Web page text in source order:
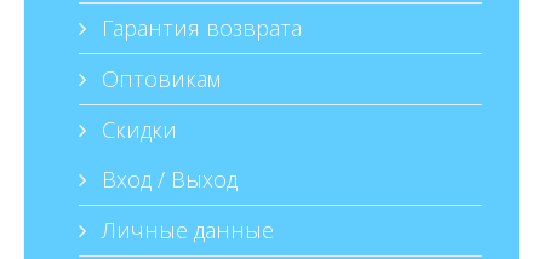
Гарантия возврата
Оптовикам
Скидки
Вход / Выход
Личные данные